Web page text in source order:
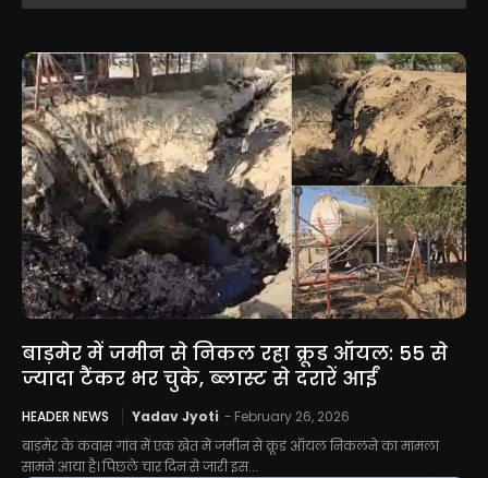
बाड़मेर में जमीन से निकल रहा क्रूड ऑयल: 55 से
ज्यादा टैंकर भर चुके, ब्लास्ट से दरारें आईं
HEADER NEWS Yadav Jyoti - February 26, 2026
बाड़मेर के कवास गांव में एक खेत में जमीन से क्रूड ऑयल निकलने का मामला
सामने आया है। पिछले चार दिन से जारी इस...